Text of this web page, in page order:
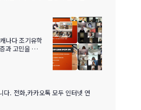
다. 전화,카카오톡 모두 인터넷 연